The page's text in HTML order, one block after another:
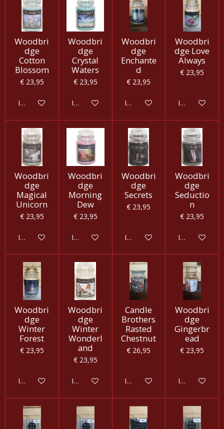
Woodbri
dge
Cotton
Blossom
€ 23,95
In winkelwagen
Woodbri
dge
Crystal
Waters
€ 23,95
In winkelwagen
Woodbri
dge
Enchante
d
€ 23,95
In winkelwagen
Woodbri
dge Love
Always
€ 23,95
In
Woodbri
dge
Magical
Unicorn
€ 23,95
In winkelwagen
Woodbri
dge
Morning
Dew
€ 23,95
In winkelwagen
Woodbri
dge
Secrets
€ 23,95
In winkelwagen
Woodbri
dge
Seductio
n
€ 23,95
In
Woodbri
dge
Winter
Forest
€ 23,95
In winkelwagen
Woodbri
dge
Winter
Wonderl
and
€ 23,95
In winkelwagen
Candle
Brothers
Rasted
Chestnut
€ 26,95
In winkelwagen
Woodbri
dge
Gingerbr
ead
€ 23,95
In